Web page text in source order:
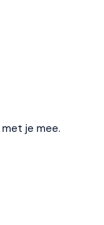
je mee.